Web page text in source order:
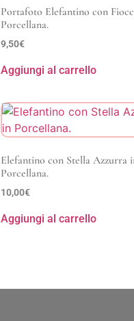
Portafoto Elefantino con
Porcellana.
9,50€
Aggiungi al carrello
Elefantino con Stella Azzurra
Porcellana.
10,00€
Aggiungi al carrello